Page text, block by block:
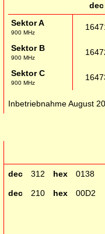
dec
Sektor A
900 MHz
Sektor B
900 MHz
Sektor C
900 MHz
Inbetriebnahme August
dec 312 hex 0138
dec 210 hex 00D2